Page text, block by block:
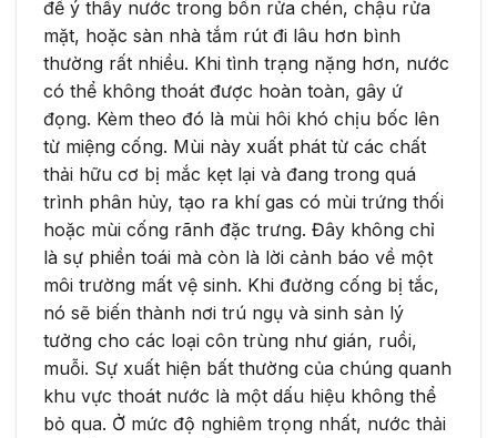
để ý thấy nước trong bồn rửa chén, chậu rửa
mặt, hoặc sàn nhà tắm rút đi lâu hơn bình
thường rất nhiều. Khi tình trạng nặng hơn, nước
có thể không thoát được hoàn toàn, gây ứ
đọng. Kèm theo đó là mùi hôi khó chịu bốc lên
từ miệng cống. Mùi này xuất phát từ các chất
thải hữu cơ bị mắc kẹt lại và đang trong quá
trình phân hủy, tạo ra khí gas có mùi trứng thối
hoặc mùi cống rãnh đặc trưng. Đây không chỉ
là sự phiền toái mà còn là lời cảnh báo về một
môi trường mất vệ sinh. Khi đường cống bị tắc,
nó sẽ biến thành nơi trú ngụ và sinh sản lý
tưởng cho các loại côn trùng như gián, ruồi,
muỗi. Sự xuất hiện bất thường của chúng quanh
khu vực thoát nước là một dấu hiệu không thể
bỏ qua. Ở mức độ nghiêm trọng nhất, nước thải